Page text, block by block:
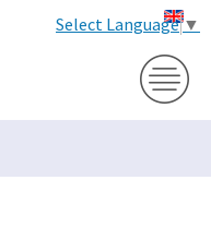
Select Language▼